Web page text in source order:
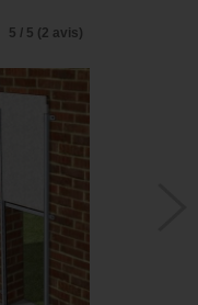
5 / 5 (2 avis)